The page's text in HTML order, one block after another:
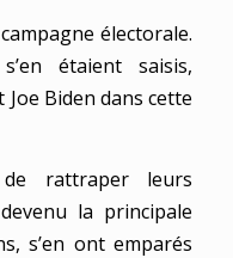
électorale.
étaient saisis,
Biden dans cette
de rattraper leurs
la principale
s’en ont emparés